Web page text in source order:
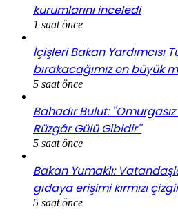
kurumlarını inceledi
1 saat önce
İçişleri Bakan Yardımcısı
bırakacağımız en büyük
5 saat önce
Bahadır Bulut:
Rüzgâr Gülü Gibidir''
5 saat önce
Bakan Yumaklı:
gıdaya erişimi kırmızı
5 saat önce